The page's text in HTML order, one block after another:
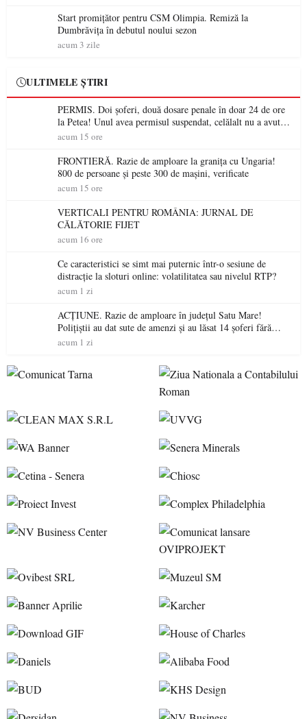
Start promițător pentru CSM Olimpia. Remiză la
Dumbrăvița în debutul noului sezon
acum 3 zile
ULTIMELE ȘTIRI
PERMIS. Doi șoferi, două dosare penale în doar 24 de ore
la Petea! Unul avea permisul suspendat, celălalt nu a avut
niciodată permis
acum 15 ore
FRONTIERĂ. Razie de amploare la granița cu Ungaria!
800 de persoane și peste 300 de mașini, verificate
acum 15 ore
VERTICALI PENTRU ROMÂNIA: JURNAL DE
CĂLĂTORIE FIJET
acum 16 ore
Ce caracteristici se simt mai puternic într-o sesiune de
distracție la sloturi online: volatilitatea sau nivelul RTP?
acum 1 zi
ACȚIUNE. Razie de amploare în județul Satu Mare!
Polițiștii au dat sute de amenzi și au lăsat 14 șoferi fără
permis într-o singură zi
acum 1 zi